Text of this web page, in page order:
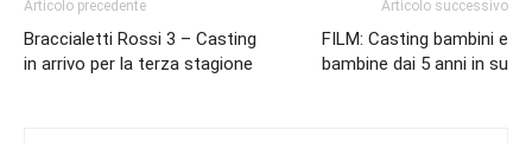
Articolo precedente
Braccialetti Rossi 3 – Casting
in arrivo per la terza stagione
Articolo successivo
FILM: Casting bambini e
bambine dai 5 anni in su